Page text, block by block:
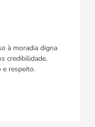
à moradia digna
credibilidade,
e respeito.